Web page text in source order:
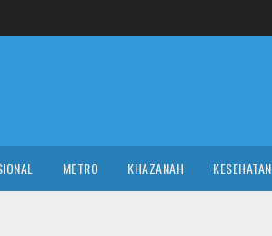
METRO KHAZANAH KESEHATAN